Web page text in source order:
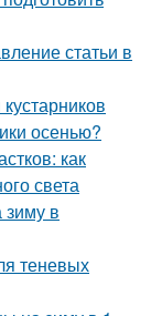
статьи в
осенью?
как
света
зиму в
теневых